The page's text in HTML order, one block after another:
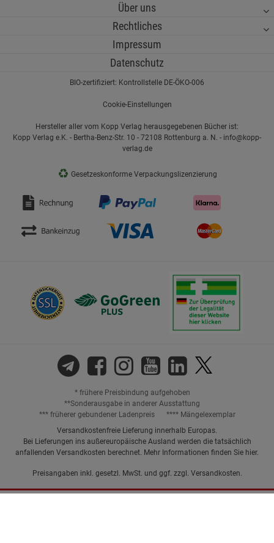
Über uns
Rechtliches
Impressum
Datenschutz
BIO-zertifiziert: Kontrollstelle DE-ÖKO-006
Cookie-Einstellungen
Hersteller aller vom Kopp Verlag herausgegebenen Bücher ist:
Kopp Verlag e.K. - Bertha-Benz-Str. 10 - 72108 Rottenburg a. N. - info@kopp-
verlag.de
♻ Gesetzeskonforme Verpackungslizenzierung
* frühere Preisbindung aufgehoben
**Sonderausgabe in anderer Ausstattung
*** früherer gebundener Ladenpreis
**** Mängelexemplar
Versandkostenfreie Lieferung innerhalb Europas.
Bei Lieferungen ins außereuropäische Ausland werden die tatsächlich
anfallenden Versandkosten berechnet. Mehr Informationen finden Sie hier.
Preisangaben inkl. gesetzl. MwSt. und ggf. zzgl. Versandkosten.